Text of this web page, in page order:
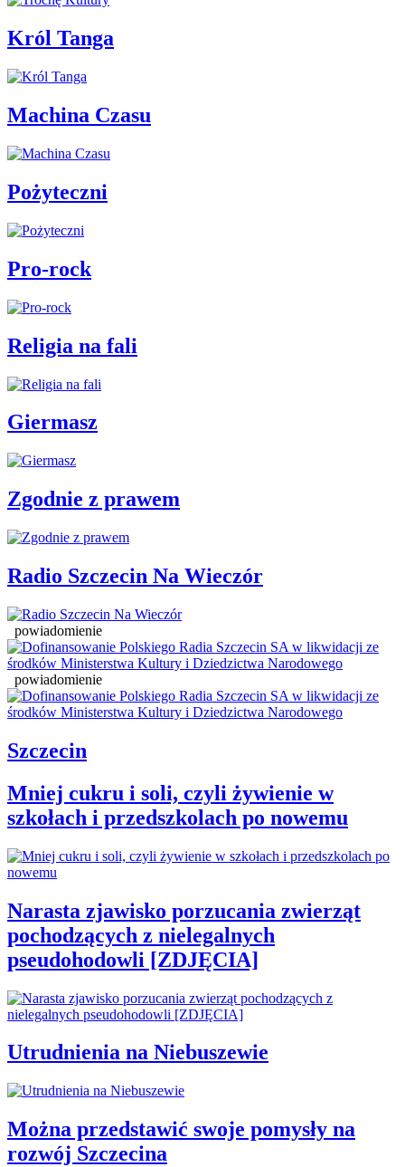
Król Tanga
Machina Czasu
Pożyteczni
Pro-rock
Religia na fali
Giermasz
Zgodnie z prawem
Radio Szczecin Na Wieczór
powiadomienie
powiadomienie
Szczecin
Mniej cukru i soli, czyli żywienie w
szkołach i przedszkolach po nowemu
Narasta zjawisko porzucania zwierząt
pochodzących z nielegalnych
pseudohodowli [ZDJĘCIA]
Utrudnienia na Niebuszewie
Można przedstawić swoje pomysły na
rozwój Szczecina